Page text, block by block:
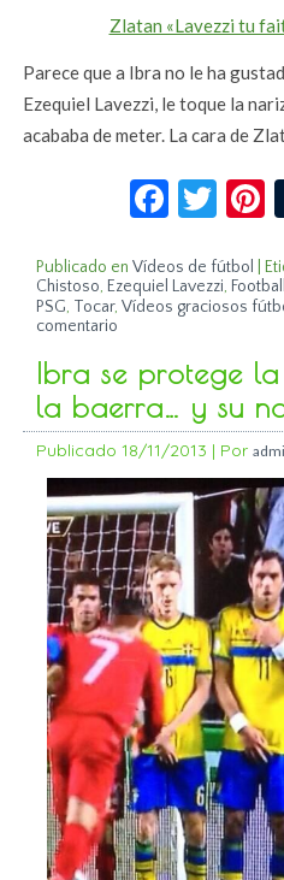
Zlatan «Lavezzi tu
Parece que a Ibra no le ha
Ezequiel Lavezzi, le toque la
acababa de meter. La cara de
Publicado en Vídeos de fútbol
Chistoso, Ezequiel Lavezzi, Football
PSG, Tocar,Vídeos graciosos
comentario
Ibra se protege
la baerra… y su
Publicado 18/11/2013 | Por